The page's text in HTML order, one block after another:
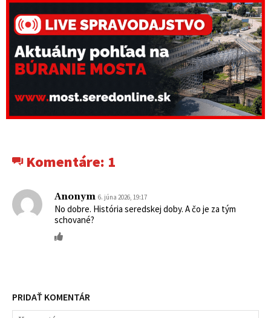
Komentáre: 1
Anonym 6. júna 2026, 19:17
No dobre. História seredskej doby. A čo je za tým
schované?
PRIDAŤ KOMENTÁR